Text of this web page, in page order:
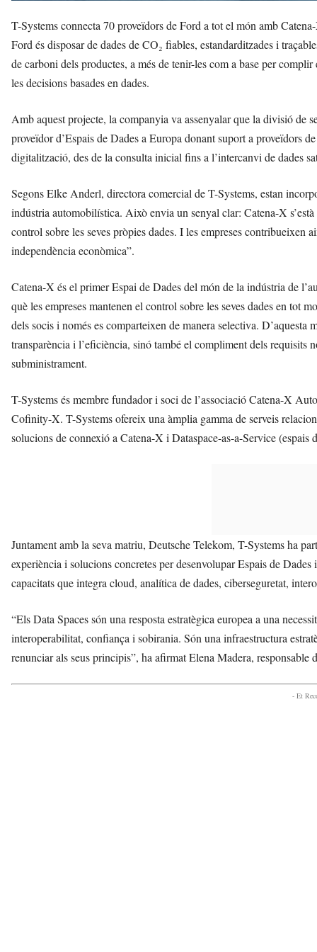
T-Systems connecta 70 proveïdors de Ford a tot el món amb
Ford és disposar de dades de CO₂ fiables, estandarditzades i
de carboni dels productes, a més de tenir-les com a base per
les decisions basades en dades.
Amb aquest projecte, la companyia va assenyalar que la divisió de
proveïdor d’Espais de Dades a Europa donant suport a proveïdors
digitalització, des de la consulta inicial fins a l’intercanvi de dades
Segons Elke Anderl, directora comercial de T-Systems, estan
indústria automobilística. Això envia un senyal clar: Catena-X
control sobre les seves pròpies dades. I les empreses contribueixen
independència econòmica”.
Catena-X és el primer Espai de Dades del món de la indústria de
què les empreses mantenen el control sobre les seves dades en tot
dels socis i només es comparteixen de manera selectiva.
transparència i l’eficiència, sinó també el compliment dels requisits
subministrament.
T-Systems és membre fundador i soci de l’associació Catena-X
Cofinity-X. T-Systems ofereix una àmplia gamma de serveis
solucions de connexió a Catena-X i Dataspace-as-a-Service (espais
Juntament amb la seva matriu, Deutsche Telekom, T-Systems ha
experiència i solucions concretes per desenvolupar Espais de
capacitats que integra cloud, analítica de dades, ciberseguretat,
“Els Data Spaces són una resposta estratègica europea a una
interoperabilitat, confiança i sobirania. Són una infraestructura
renunciar als seus principis”, ha afirmat Elena Madera,
- Et